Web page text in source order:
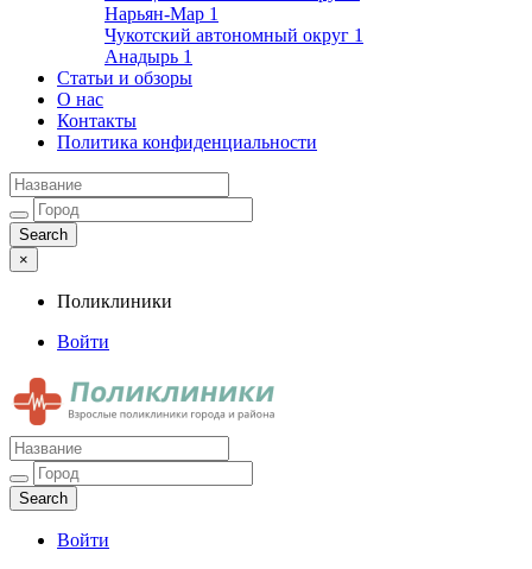
Нарьян-Мар 1
Чукотский автономный округ 1
Анадырь 1
Статьи и обзоры
О нас
Контакты
Политика конфиденциальности
×
Поликлиники
Войти
Поликлиники
Взрослые поликлиники города и района
Войти